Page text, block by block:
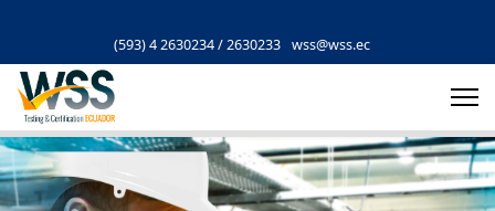
(593) 4 2630234 / 2630233 wss@wss.ec